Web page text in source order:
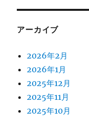
アーカイブ
2026年2月
2026年1月
2025年12月
2025年11月
2025年10月